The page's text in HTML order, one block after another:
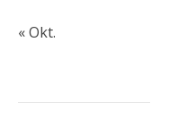
« Okt.